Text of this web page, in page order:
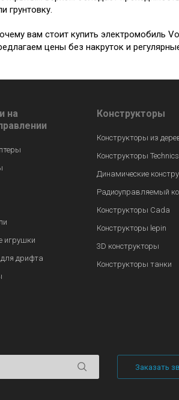
грунтовку.
вам стоит купить электромобиль
цены без накруток и
на
игрушки
дрифта
Конструкторы
Конструкторы из
Конструкторы Technics
Динамические
Радиоуправляемый
Конструкторы Cada
Конструкторы lepin
3D конструкторы
Конструкторы танки
Заказать